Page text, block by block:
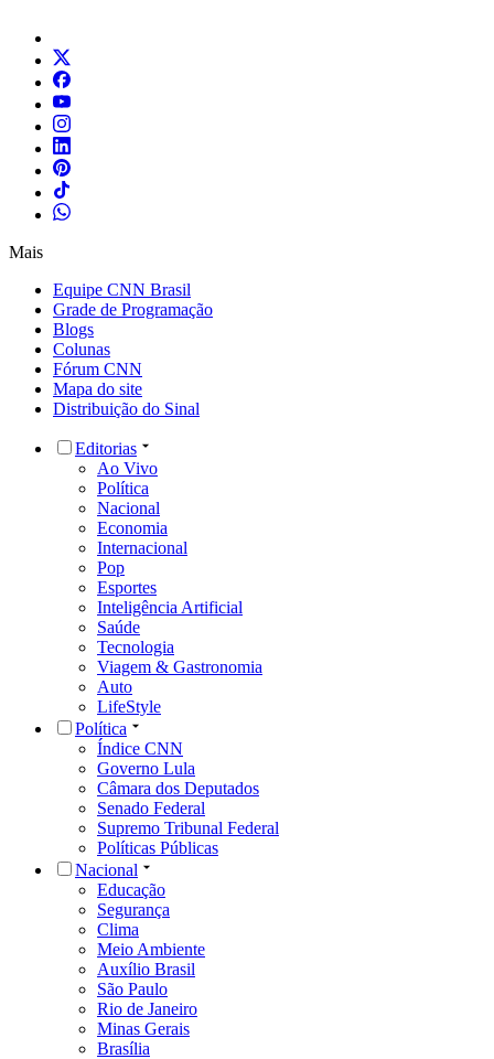
Mais
Equipe CNN Brasil
Grade de Programação
Blogs
Colunas
Fórum CNN
Mapa do site
Distribuição do Sinal
Editorias
Ao Vivo
Política
Nacional
Economia
Internacional
Pop
Esportes
Inteligência Artificial
Saúde
Tecnologia
Viagem & Gastronomia
Auto
LifeStyle
Política
Índice CNN
Governo Lula
Câmara dos Deputados
Senado Federal
Supremo Tribunal Federal
Políticas Públicas
Nacional
Educação
Segurança
Clima
Meio Ambiente
Auxílio Brasil
São Paulo
Rio de Janeiro
Minas Gerais
Brasília